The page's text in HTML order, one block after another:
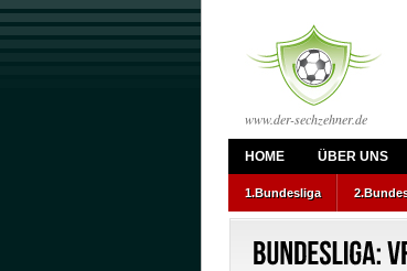
www.der-sechzehner.de
HOME ÜBER UNS
1.Bundesliga